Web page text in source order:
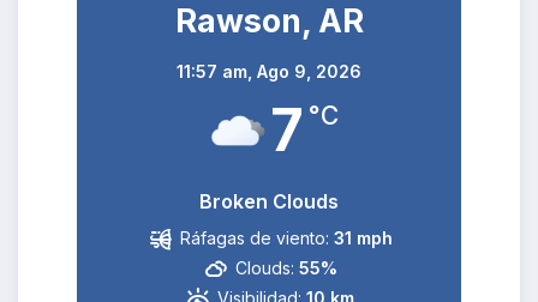
Rawson, AR
11:57 am, Ago 9, 2026
7 °C
Broken Clouds
Ráfagas de viento: 31 mph
Clouds: 55%